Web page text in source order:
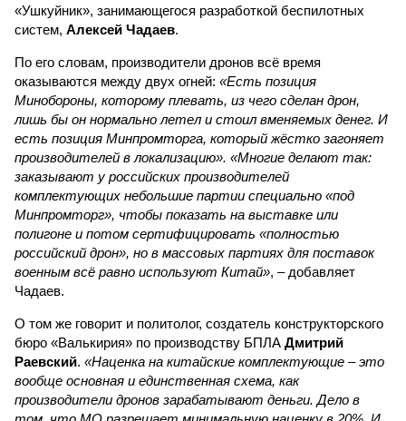
«Ушкуйник», занимающегося разработкой беспилотных
систем, Алексей Чадаев.
По его словам, производители дронов всё время
оказываются между двух огней: «Есть позиция
Минобороны, которому плевать, из чего сделан дрон,
лишь бы он нормально летел и стоил вменяемых денег. И
есть позиция Минпромторга, который жёстко загоняет
производителей в локализацию». «Многие делают так:
заказывают у российских производителей
комплектующих небольшие партии специально «под
Минпромторг», чтобы показать на выставке или
полигоне и потом сертифицировать «полностью
российский дрон», но в массовых партиях для поставок
военным всё равно используют Китай», – добавляет
Чадаев.
О том же говорит и политолог, создатель конструкторского
бюро «Валькирия» по производству БПЛА Дмитрий
Раевский. «Наценка на китайские комплектующие – это
вообще основная и единственная схема, как
производители дронов зарабатывают деньги. Дело в